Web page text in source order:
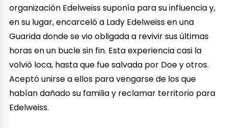
organización Edelweiss suponía para su influencia y,
en su lugar, encarceló a Lady Edelweiss en una
Guarida donde se vio obligada a revivir sus últimas
horas en un bucle sin fin. Esta experiencia casi la
volvió loca, hasta que fue salvada por Doe y otros.
Aceptó unirse a ellos para vengarse de los que
habían dañado su familia y reclamar territorio para
Edelweiss.